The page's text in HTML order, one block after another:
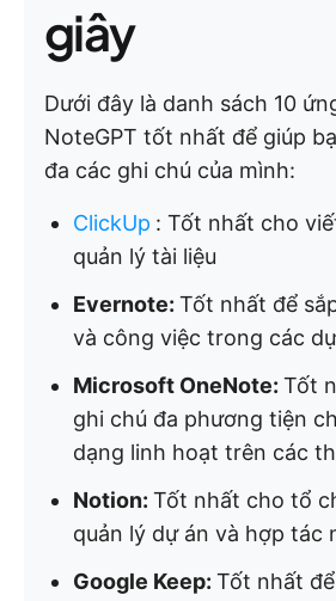
giây
Dưới đây là danh sách 10
NoteGPT tốt nhất để giúp
đa các ghi chú của mình:
ClickUp : Tốt nhất cho
quản lý tài liệu
Evernote: Tốt nhất để
và công việc trong các
Microsoft OneNote: Tốt
ghi chú đa phương tiện
dạng linh hoạt trên các
Notion: Tốt nhất cho tổ
quản lý dự án và hợp tác
Google Keep: Tốt nhất